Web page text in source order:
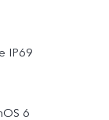
IP69
6